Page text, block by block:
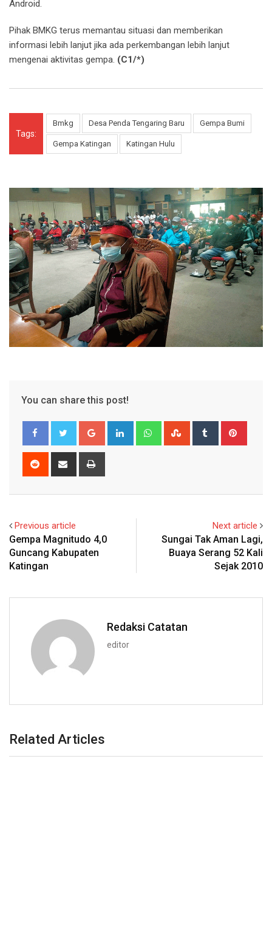
Android.
Pihak BMKG terus memantau situasi dan memberikan
informasi lebih lanjut jika ada perkembangan lebih lanjut
mengenai aktivitas gempa. (C1/*)
Tags:
Bmkg Desa Penda Tengaring Baru Gempa Bumi
Gempa Katingan Katingan Hulu
You can share this post!
Google+ LinkedIn WhatsappStumbleUpon
Tumblr
Reddit
Share
Previous article
Gempa Magnitudo 4,0
Guncang Kabupaten
Katingan
Next article
Sungai Tak Aman Lagi,
Buaya Serang 52 Kali
Sejak 2010
Redaksi Catatan
editor
Related Articles